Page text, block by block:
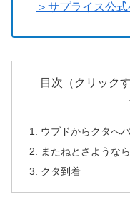
＞サプライス公
目次（クリック
ウブドからクタへ
またねとさようなら
クタ到着